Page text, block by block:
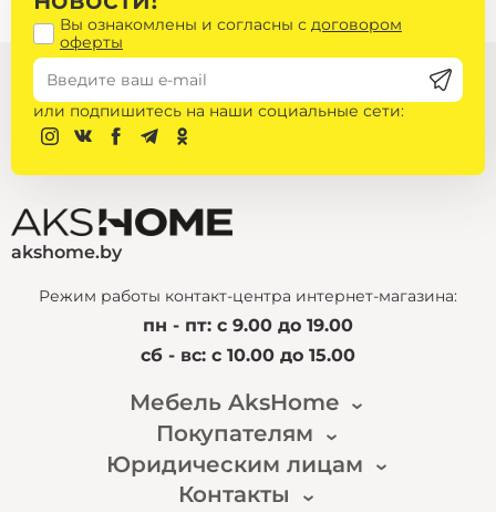
Подъём диванов Дестайл на этаж:
При наличии лифта — 85 руб. на любой этаж.
Без лифта, 1 этаж — 85 руб.
Без лифта, со 2 по 5 этаж — 145 руб.
Сроки и стоимость доставки в других городах
рассчитывается индивидуально с учётом
габаритов заказа по тарифам курьерской службы.
Подробная информация будет предоставлена во
Количество платежей 6
Расчеты носят ознакомительный характер.
Выбрать способ оплаты можно в корзине
при оформлении заказа
Вы ознакомлены и согласны с договором
оферты
или подпишитесь на наши социальные сети:
akshome.by
Режим работы контакт-центра интернет-магазина:
пн - пт: с 9.00 до 19.00
сб - вс: с 10.00 до 15.00
Мебель AksHome
Наша история
Новости
Публичный договор
Покупателям
Доставка и оплата
Гарантия и возврат
Юридическим лицам
Для перепродажи
Контакты